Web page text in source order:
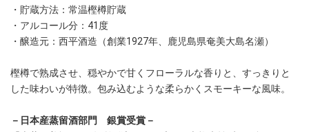
・貯蔵方法：常温樫樽貯蔵
・アルコール分：41度
・醸造元：西平酒造（創業1927年、鹿児島県奄美大島名瀬）
樫樽で熟成させ、穏やかで甘くフローラルな香りと、すっきりと
した味わいが特徴。包み込むような柔らかくスモーキーな風味。
－日本産蒸留酒部門 銀賞受賞－